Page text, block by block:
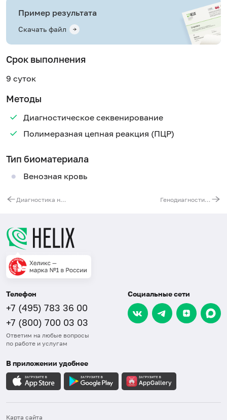
Пример результата
Скачать файл
Срок выполнения
9 суток
Методы
Диагностическое секвенирование
Полимеразная цепная реакция (ПЦР)
Тип биоматериала
Венозная кровь
Диагностика наследственной формы панкреатита (патогенный вариант c.365G>A (p.Arg122His) в гене PRSS1 и c.101A>G (p.Asn34Ser) в гене SPINK1) Генодиагностика криопиринассоциированных периодических синдромов. Ген NLRP3, экзон 3
Телефон
+7 (495) 783 36 00
+7 (800) 700 03 03
Ответим на любые вопросы
по работе и услугам
Социальные сети
В приложении удобнее
Карта сайта